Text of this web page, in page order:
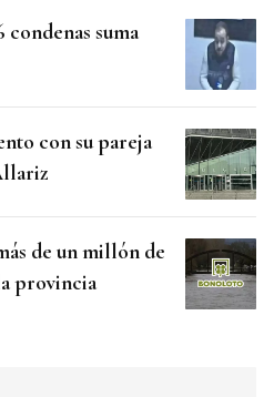
condenas suma
con su pareja
de un millón de
provincia